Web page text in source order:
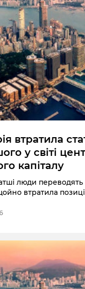
втратила
у світі
капіталу
люди переводять
втратила